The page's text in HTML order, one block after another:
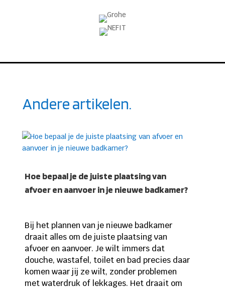
Andere artikelen.
Hoe bepaal je de juiste plaatsing van
afvoer en aanvoer in je nieuwe badkamer?
Bij het plannen van je nieuwe badkamer
draait alles om de juiste plaatsing van
afvoer en aanvoer. Je wilt immers dat
douche, wastafel, toilet en bad precies daar
komen waar jij ze wilt, zonder problemen
met waterdruk of lekkages. Het draait om